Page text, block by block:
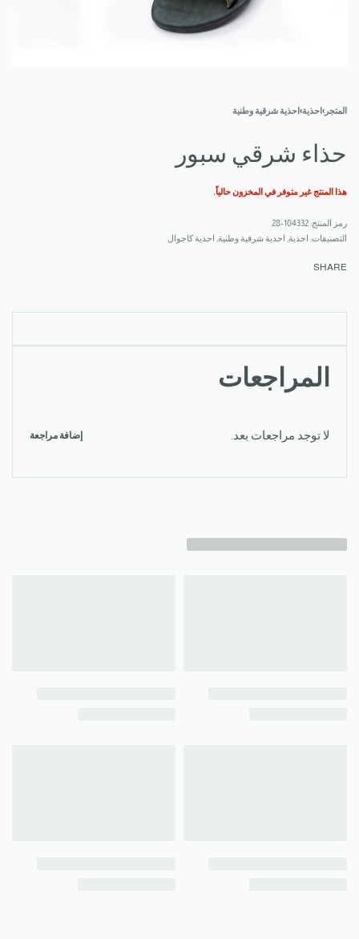
المتجر › احذية› احذية شرقية وطنية
حذاء شرقي سبور
هذا المنتج غير متوفر في المخزون حالياً.
104332-28
التصنيفات: احذية احذية شرقية وطنية احذية كاجوال
SHARE
المراجعات
لا توجد مراجعات بعد. إضافة مراجعة